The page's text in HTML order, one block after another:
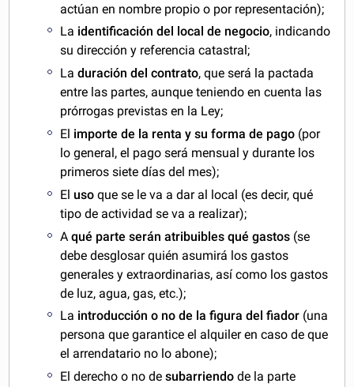
actúan en nombre propio o por representación);
La identificación de l local de negocio, indicando
su dirección y referencia catastral;
Laduración del contrato, que será la pactada
entre las partes, aunque teniendo en cuenta las
prórrogas previstas en la Ley;
El importe de la renta y su forma de pago (por
lo general, el pago será mensual y durante los
primeros siete días del mes);
El uso que se le va a dar al local (es decir, qué
tipo de actividad se va a realizar);
Aqué parte serán atribuibles qué gastos (se
debe desglosar quién asumirá los gastos
generales y extraordinarias, así como los gastos
de luz, agua, gas, etc.);
La introducción o no de la figura del fiador (una
persona que garantice el alquiler en caso de que
el arrendatario no lo abone);
El derecho o no desubarriendo de la parte